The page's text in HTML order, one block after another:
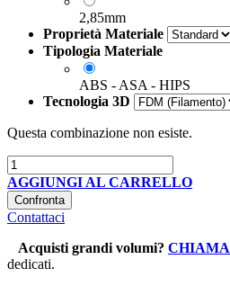
2,85mm
Proprietà Materiale
Tipologia Materiale
ABS - ASA - HIPS
Tecnologia 3D
Questa combinazione non esiste.
AGGIUNGI AL CARRELLO
Confronta
Contattaci
Acquisti grandi volumi? CHIAMA
dedicati.